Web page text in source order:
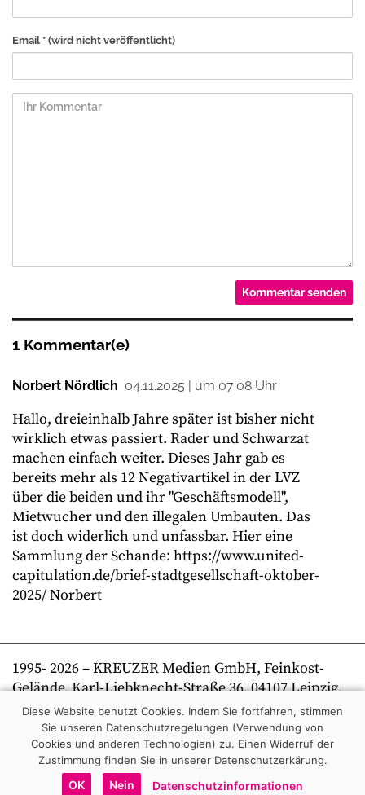
Email * (wird nicht veröffentlicht)
1 Kommentar(e)
Norbert Nördlich 04.11.2025 | um 07:08 Uhr
Hallo, dreieinhalb Jahre später ist bisher nicht
wirklich etwas passiert. Rader und Schwarzat
machen einfach weiter. Dieses Jahr gab es
bereits mehr als 12 Negativartikel in der LVZ
über die beiden und ihr "Geschäftsmodell",
Mietwucher und den illegalen Umbauten. Das
ist doch widerlich und unfassbar. Hier eine
Sammlung der Schande: https://www.united-
capitulation.de/brief-stadtgesellschaft-oktober-
2025/ Norbert
1995- 2026– KREUZER Medien GmbH, Feinkost-
Gelände, Karl-Liebknecht-Straße 36, 04107 Leipzig,
Telefon +49 341 269 80 0 | kreuzer online
Diese Website benutzt Cookies. Indem Sie fortfahren, stimmen
Sie unseren Datenschutzregelungen (Verwendung von
Cookies und anderen Technologien) zu. Einen Widerruf der
Zustimmung finden Sie in unserer Datenschutzerkärung.
OK Nein Datenschutzinformationen